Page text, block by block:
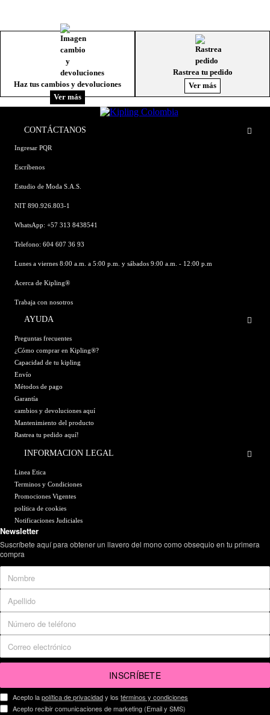
Haz tus cambios y devoluciones
Ver más
Rastrea tu pedido
Ver más
CONTÁCTANOS
Ingresar PQR
Escríbenos
Estudio de Moda S.A.S.
NIT 890.926.803-1
WhatsApp: +57 313 8438541
Telefono: 604 607 36 93
Lunes a viernes 8:00 a.m. a 5:00 p.m. y sábados 9:00 a.m. - 12:00 p.m
Acerca de Kipling®
Trabaja con nosotros
AYUDA
Preguntas frecuentes
¿Cómo comprar en Kipling®?
Capacidad de tu kipling
Envío
Métodos de pago
Garantía
cambios y devoluciones aquí
Mantenimiento del producto
Rastrea tu pedido aquí!
INFORMACION LEGAL
Linea Etica
Terminos y Condiciones
Promociones Vigentes
política de cookies
Notificaciones Judiciales
Newsletter
Suscríbete aquí para obtener un llavero del mono como obsequio en tu primera
compra
INSCRÍBETE
Acepto lapolítica de privacidady los términos y condiciones
Acepto recibir comunicaciones de marketing (Email y SMS)